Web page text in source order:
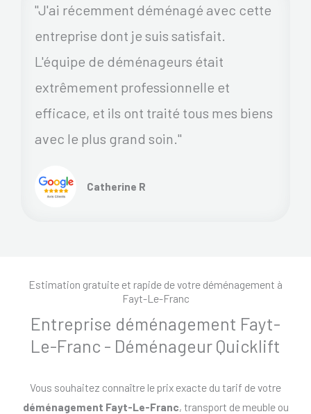
"J'ai récemment déménagé avec cette
entreprise dont je suis satisfait.
L'équipe de déménageurs était
extrêmement professionnelle et
efficace, et ils ont traité tous mes biens
avec le plus grand soin."
Catherine R
Estimation gratuite et rapide de votre déménagement à
Fayt-Le-Franc
Entreprise déménagement Fayt-
Le-Franc - Déménageur Quicklift
Vous souhaitez connaître le prix exacte du tarif de votre
déménagement Fayt-Le-Franc, transport de meuble ou